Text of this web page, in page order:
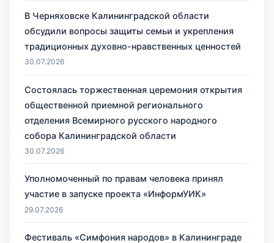
В Черняховске Калининградской области
обсудили вопросы защиты семьи и укрепления
традиционных духовно-нравственных ценностей
30.07.2026
Состоялась торжественная церемония открытия
общественной приемной регионального
отделения Всемирного русского народного
собора Калининградской области
30.07.2026
Уполномоченный по правам человека принял
участие в запуске проекта «ИнформУИК»
29.07.2026
Фестиваль «Симфония народов» в Калининграде